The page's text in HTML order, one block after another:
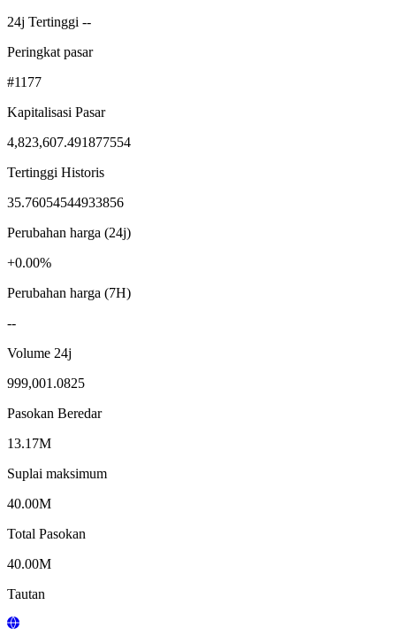
24j Tertinggi --
Peringkat pasar
#1177
Kapitalisasi Pasar
4,823,607.491877554
Tertinggi Historis
35.76054544933856
Perubahan harga (24j)
+0.00%
Perubahan harga (7H)
--
Volume 24j
999,001.0825
Pasokan Beredar
13.17M
Suplai maksimum
40.00M
Total Pasokan
40.00M
Tautan